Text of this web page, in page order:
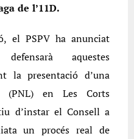
de l’11D.
el PSPV ha anunciat
aquestes
la presentació d’una
(PNL) en Les Corts
d’instar el Consell a
un procés real de